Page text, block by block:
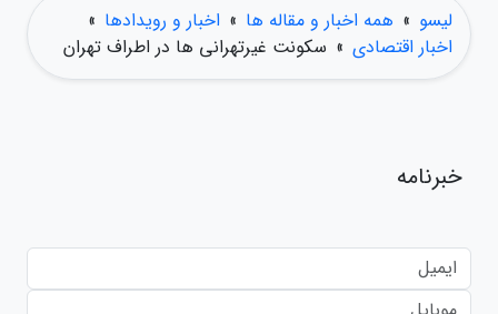
لیسو » همه اخبار و مقاله ها » اخبار و رویدادها »
اخبار اقتصادی » سکونت غیرتهرانی ها در اطراف تهران
خبرنامه